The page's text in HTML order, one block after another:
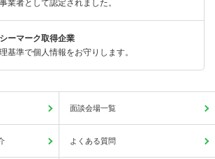
業者として認定されました。
ーマーク取得企業
基準で個人情報をお守りします。
面談会場一覧
よくある質問